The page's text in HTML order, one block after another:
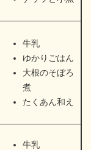
牛乳
ゆかりごはん
大根のそぼろ
煮
たくあん和え
牛乳